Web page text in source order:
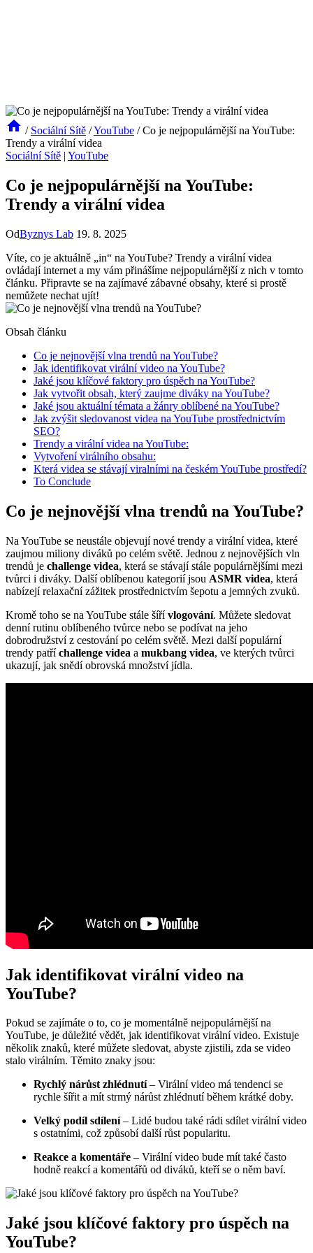
/ Sociální Sítě /YouTube / Co je nejpopulárnější na YouTube:
Trendy a virální videa
Sociální Sítě | YouTube
Co je nejpopulárnější na YouTube:
Trendy a virální videa
OdByznys Lab 19. 8. 2025
Víte, co je aktuálně „in“ na YouTube? Trendy a virální videa
ovládají internet a my vám přinášíme nejpopulárnější z nich v tomto
článku. Připravte se na zajímavé zábavné obsahy, které si prostě
nemůžete nechat ujít!
Obsah článku
Co je nejnovější vlna trendů na YouTube?
Jak identifikovat virální video na YouTube?
Jaké jsou klíčové faktory pro úspěch na YouTube?
Jak vytvořit obsah, který zaujme diváky na YouTube?
Jaké jsou aktuální témata a žánry oblíbené na YouTube?
Jak zvýšit sledovanost videa na YouTube prostřednictvím
SEO?
Trendy a virální videa na YouTube:
Vytvoření virálního obsahu:
Která videa se stávají viralními na českém YouTube prostředí?
To Conclude
Co je nejnovější vlna trendů na YouTube?
Na YouTube se neustále objevují nové trendy a virální videa, které
zaujmou miliony diváků po celém světě. Jednou z nejnovějších vln
trendů je challenge videa, která se stávají stále populárnějšími mezi
tvůrci i diváky. Další oblíbenou kategorií jsou ASMR videa, která
nabízejí relaxační zážitek prostřednictvím šepotu a jemných zvuků.
Kromě toho se na YouTube stále šířívlogování. Můžete sledovat
denní rutinu oblíbeného tvůrce nebo se podívat na jeho
dobrodružství z cestování po celém světě. Mezi další populární
trendy patříchallenge videa a mukbang videa, ve kterých tvůrci
ukazují, jak snědí obrovská množství jídla.
Jak identifikovat virální video na
YouTube?
Pokud se zajímáte o to, co je momentálně nejpopulárnější na
YouTube, je důležité vědět, jak identifikovat virální video. Existuje
několik znaků, které můžete sledovat, abyste zjistili, zda se video
stalo virálním. Těmito znaky jsou:
Rychlý nárůst zhlédnutí– Virální video má tendenci se
rychle šířit a mít strmý nárůst zhlédnutí během krátké doby.
Velký podíl sdílení– Lidé budou také rádi sdílet virální video
s ostatními, což způsobí další růst popularitu.
Reakce a komentáře – Virální video bude mít také často
hodně reakcí a komentářů od diváků, kteří se o něm baví.
Jaké jsou klíčové faktory pro úspěch na
YouTube?